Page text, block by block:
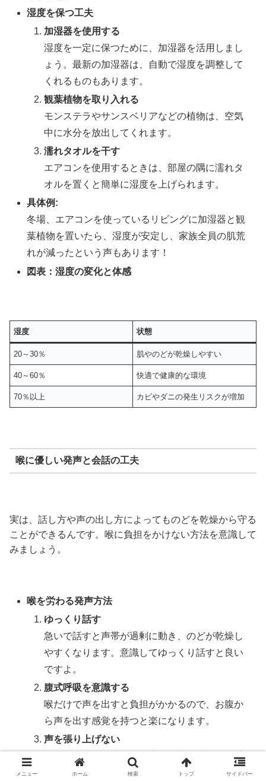
湿度を保つ工夫
加湿器を使用する
湿度を一定に保つために、加湿器を活用しまし
ょう。最新の加湿器は、自動で湿度を調整して
くれるものもあります。
観葉植物を取り入れる
モンステラやサンスベリアなどの植物は、空気
中に水分を放出してくれます。
濡れタオルを干す
エアコンを使用するときは、部屋の隅に濡れタ
オルを置くと簡単に湿度を上げられます。
具体例:
冬場、エアコンを使っているリビングに加湿器と観
葉植物を置いたら、湿度が安定し、家族全員の肌荒
れが減ったという声もあります！
図表：湿度の変化と体感
湿度 状態
20～30％ 肌やのどが乾燥しやすい
40～60％ 快適で健康的な環境
70％以上 カビやダニの発生リスクが増加
喉に優しい発声と会話の工夫
実は、話し方や声の出し方によってものどを乾燥から守る
ことができるんです。喉に負担をかけない方法を意識して
みましょう。
喉を労わる発声方法
ゆっくり話す
急いで話すと声帯が過剰に動き、のどが乾燥し
やすくなります。意識してゆっくり話すと良い
ですよ。
腹式呼吸を意識する
喉だけで声を出すと負担がかかるので、お腹か
ら声を出す感覚を持つと楽になります。
声を張り上げない
特に乾燥した環境では、大きな声を出すと余計
に喉が負担を感じやすいです。
メニュー ホーム 検索 トップ サイドバー